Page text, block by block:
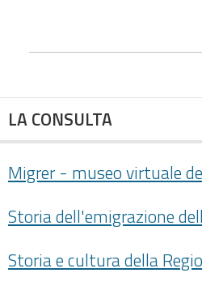
LA CONSULTA
Migrer - museo virtuale
Storia dell'emigrazione
Storia e cultura della